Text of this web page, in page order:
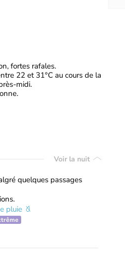
fortes rafales.
22 et 31°C au cours de la
midi.
Voir la nuit
quelques passages
pluie